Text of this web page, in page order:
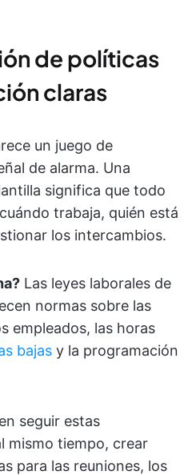
de políticas
claras
un juego de
de alarma. Una
significa que todo
trabaja, quién está
los intercambios.
Las leyes laborales de
normas sobre las
empleados, las horas
bajas y la programación
seguir estas
mismo tiempo, crear
para las reuniones, los